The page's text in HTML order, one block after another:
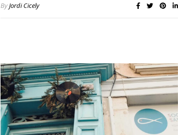
ByJordi Cicely